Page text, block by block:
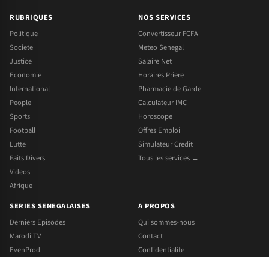
RUBRIQUES
Politique
Societe
Justice
Economie
International
People
Sports
Football
Lutte
Faits Divers
Videos
Afrique
NOS SERVICES
Convertisseur FCFA
Meteo Senegal
Salaire Net
Horaires Priere
Pharmacie de Garde
Calculateur IMC
Horoscope
Offres Emploi
Simulateur Credit
Tous les services →
SERIES SENEGALAISES
Derniers Episodes
Marodi TV
EvenProd
A PROPOS
Qui sommes-nous
Contact
Confidentialite